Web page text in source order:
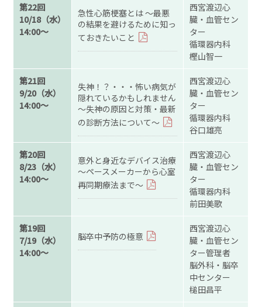
第22回
10/18（水）
14:00～
急性心筋梗塞とは ～最悪
の結果を避けるために知っ
ておきたいこと
西宮渡辺心
臓・血管セン
ター
循環器内科
樫山智一
第21回
9/20（水）
14:00～
失神！？・・・怖い病気が
隠れているかもしれません
～失神の原因と対策・最新
の診断方法について～
西宮渡辺心
臓・血管セン
ター
循環器内科
谷口雄亮
第20回
8/23（水）
14:00～
意外と身近なデバイス治療
～ペースメーカーから心室
再同期療法まで～
西宮渡辺心
臓・血管セン
ター
循環器内科
前田美歌
第19回
7/19（水）
14:00～
脳卒中予防の極意
西宮渡辺心
臓・血管セン
ター管理者
脳外科・脳卒
中センター
槌田昌平